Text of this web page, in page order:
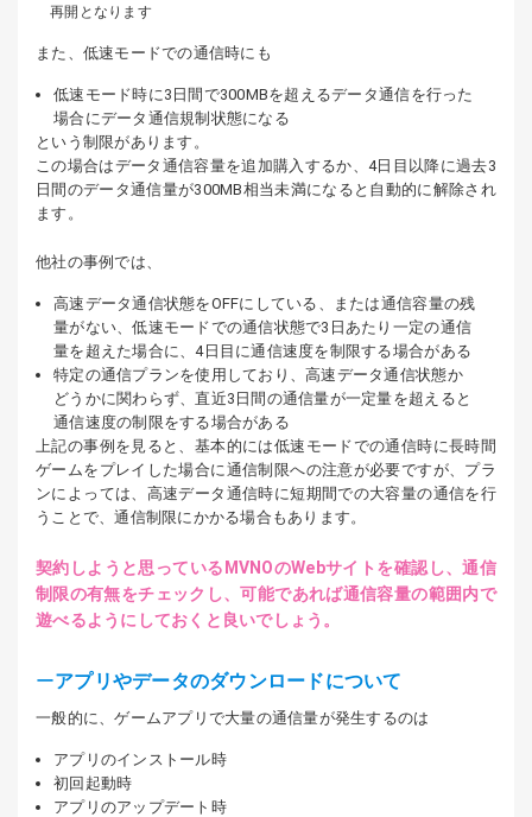
再開となります
また、低速モードでの通信時にも
低速モード時に3日間で300MBを超えるデータ通信を行った
場合にデータ通信規制状態になる
という制限があります。
この場合はデータ通信容量を追加購入するか、4日目以降に過去3
日間のデータ通信量が300MB相当未満になると自動的に解除され
ます。
他社の事例では、
高速データ通信状態をOFFにしている、または通信容量の残
量がない、低速モードでの通信状態で3日あたり一定の通信
量を超えた場合に、4日目に通信速度を制限する場合がある
特定の通信プランを使用しており、高速データ通信状態か
どうかに関わらず、直近3日間の通信量が一定量を超えると
通信速度の制限をする場合がある
上記の事例を見ると、基本的には低速モードでの通信時に長時間
ゲームをプレイした場合に通信制限への注意が必要ですが、プラ
ンによっては、高速データ通信時に短期間での大容量の通信を行
うことで、通信制限にかかる場合もあります。
契約しようと思っているMVNOのWebサイトを確認し、通信
制限の有無をチェックし、可能であれば通信容量の範囲内で
遊べるようにしておくと良いでしょう。
アプリやデータのダウンロードについて
一般的に、ゲームアプリで大量の通信量が発生するのは
アプリのインストール時
初回起動時
アプリのアップデート時